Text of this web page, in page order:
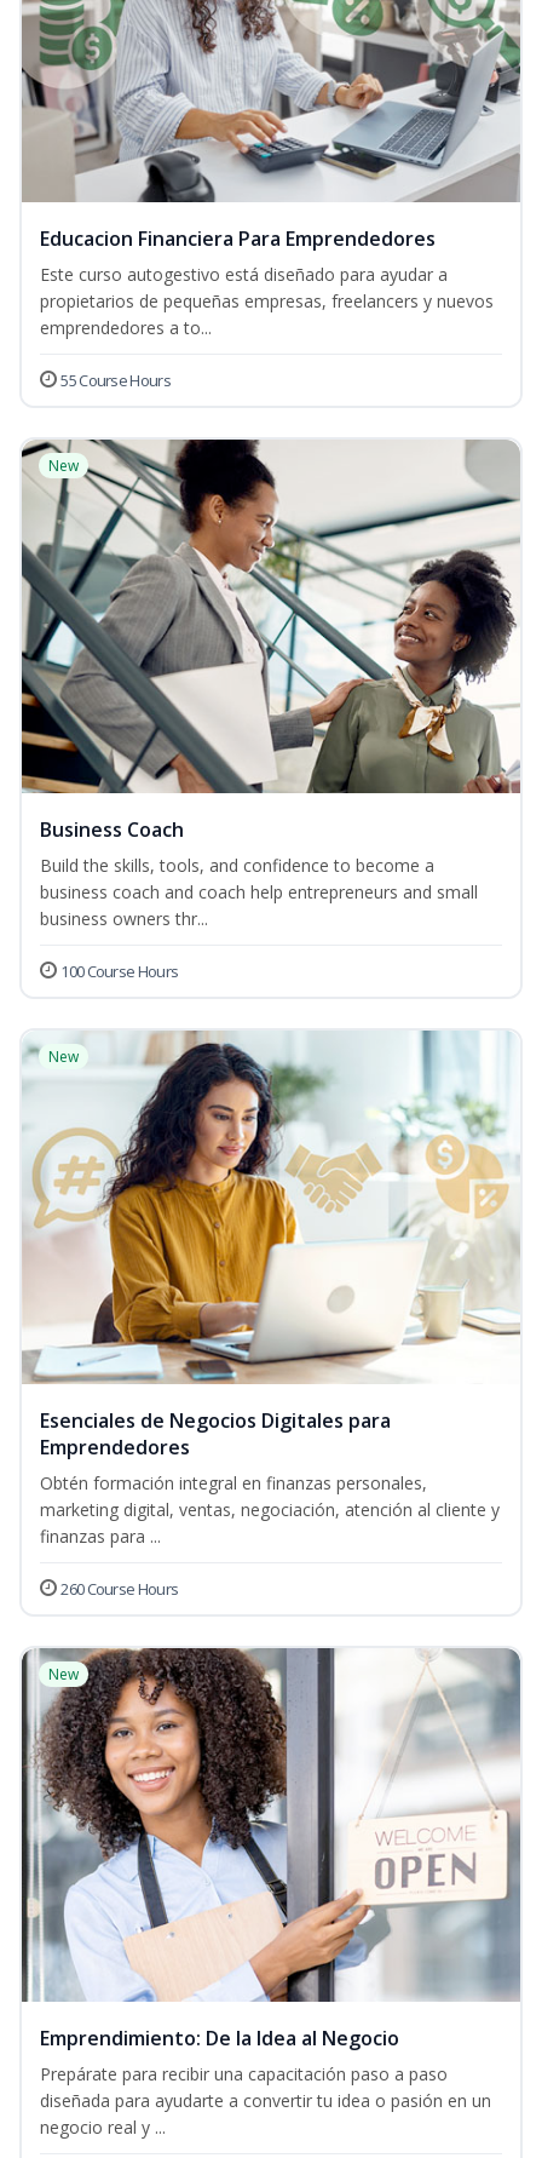
Educacion Financiera Para Emprendedores
Este curso autogestivo está diseñado para ayudar a
propietarios de pequeñas empresas, freelancers y nuevos
emprendedores a to...
55 Course Hours
New
Business Coach
Build the skills, tools, and confidence to become a
business coach and coach help entrepreneurs and small
business owners thr...
100 Course Hours
New
Esenciales de Negocios Digitales para
Emprendedores
Obtén formación integral en finanzas personales,
marketing digital, ventas, negociación, atención al cliente y
finanzas para ...
260 Course Hours
New
Emprendimiento: De la Idea al Negocio
Prepárate para recibir una capacitación paso a paso
diseñada para ayudarte a convertir tu idea o pasión en un
negocio real y ...